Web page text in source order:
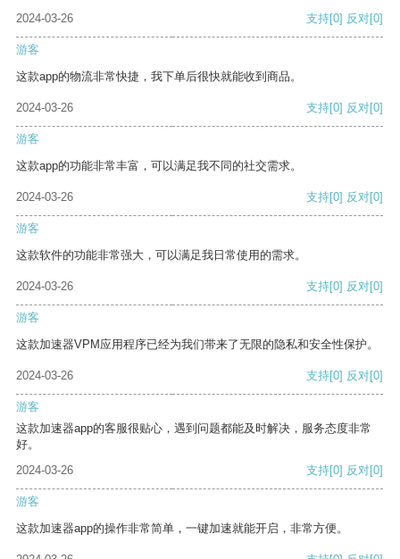
2024-03-26 支持[0] 反对[0]
游客
这款app的物流非常快捷，我下单后很快就能收到商品。
2024-03-26 支持[0] 反对[0]
游客
这款app的功能非常丰富，可以满足我不同的社交需求。
2024-03-26 支持[0] 反对[0]
游客
这款软件的功能非常强大，可以满足我日常使用的需求。
2024-03-26 支持[0] 反对[0]
游客
这款加速器VPM应用程序已经为我们带来了无限的隐私和安全性保护。
2024-03-26 支持[0] 反对[0]
游客
这款加速器app的客服很贴心，遇到问题都能及时解决，服务态度非常
好。
2024-03-26
支持[0] 反对[0]
游客
这款加速器app的操作非常简单，一键加速就能开启，非常方便。